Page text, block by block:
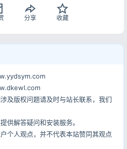
分享 收藏
及版权问题请及时与站长联系，我们
解答疑问和安装服务。
个人观点，并不代表本站赞同其观点